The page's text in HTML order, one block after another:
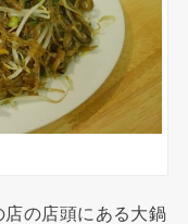
の店頭にある大鍋